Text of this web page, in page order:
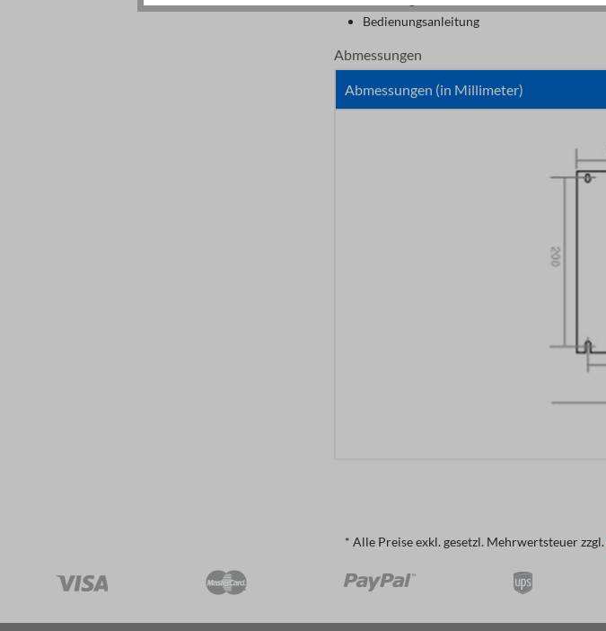
Bedienungsanleitung
Abmessungen
Abmessungen (in Millimeter)
* Alle Preise exkl. gesetzl. Mehrwertsteuer zzgl.